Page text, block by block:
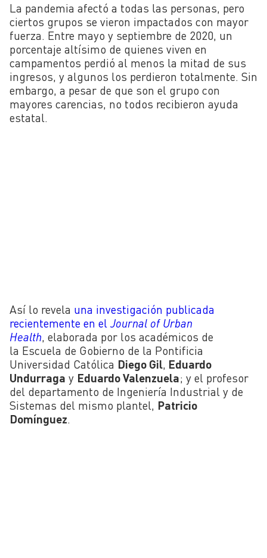
La pandemia afectó a todas las personas, pero
ciertos grupos se vieron impactados con mayor
fuerza. Entre mayo y septiembre de 2020, un
porcentaje altísimo de quienes viven en
campamentos perdió al menos la mitad de sus
ingresos, y algunos los perdieron totalmente. Sin
embargo, a pesar de que son el grupo con
mayores carencias, no todos recibieron ayuda
estatal.
Así lo revela una investigación publicada
recientemente en el Journal of Urban
Health, elaborada por los académicos de
la Escuela de Gobierno de la Pontificia
Universidad Católica Diego Gil, Eduardo
Undurraga y Eduardo Valenzuela; y el profesor
del departamento de Ingeniería Industrial y de
Sistemas del mismo plantel, Patricio
Domínguez.